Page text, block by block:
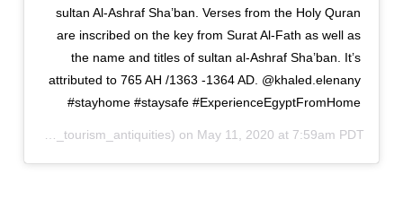
sultan Al-Ashraf Sha’ban. Verses from the Holy Quran
are inscribed on the key from Surat Al-Fath as well as
the name and titles of sultan al-Ashraf Sha’ban. It’s
attributed to 765 AH /1363 -1364 AD. @khaled.elenany
#stayhome #staysafe #ExperienceEgyptFromHome
(@ministry_tourism_antiquities) on May 11, 2020 at 7:59am PDT